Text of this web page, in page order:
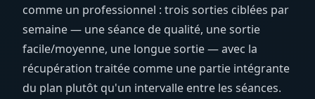
comme un professionnel : trois sorties ciblées par
semaine — une séance de qualité, une sortie
facile/moyenne, une longue sortie — avec la
récupération traitée comme une partie intégrante
du plan plutôt qu'un intervalle entre les séances.